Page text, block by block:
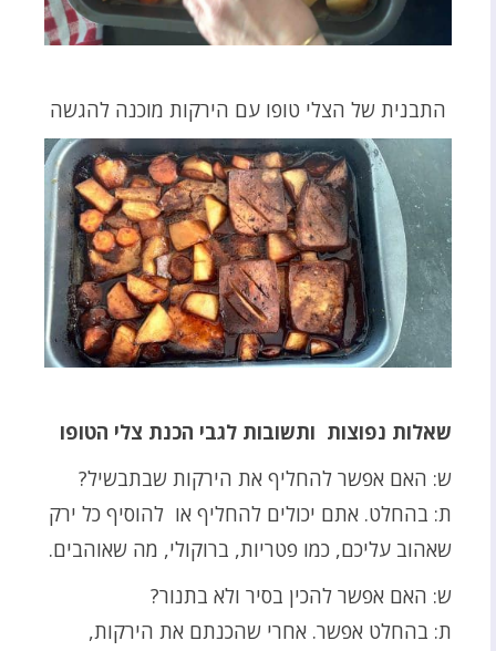
התבנית של הצלי טופו עם הירקות מוכנה להגשה
שאלות נפוצות ותשובות לגבי הכנת צלי הטופו
ש: האם אפשר להחליף את הירקות שבתבשיל?
ת: בהחלט. אתם יכולים להחליף או להוסיף כל ירק
שאהוב עליכם, כמו פטריות, ברוקולי, מה שאוהבים.
ש: האם אפשר להכין בסיר ולא בתנור?
ת: בהחלט אפשר. אחרי שהכנתם את הירקות,